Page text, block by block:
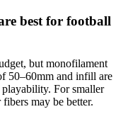
best for football
but monofilament
50–60mm and infill are
For smaller
may be better.